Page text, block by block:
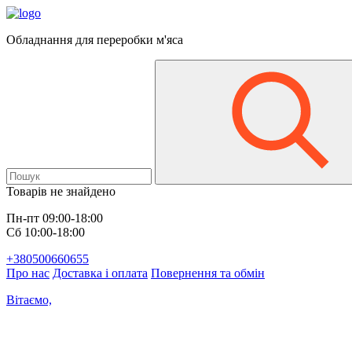
Обладнання для переробки м'яса
Товарів не знайдено
Пн-пт 09:00-18:00
Сб 10:00-18:00
+380500660655
Про нас Доставка і оплата Повернення та обмін
Вітаємо,